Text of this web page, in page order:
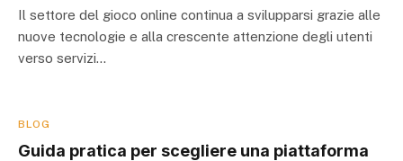
Il settore del gioco online continua a svilupparsi grazie alle
nuove tecnologie e alla crescente attenzione degli utenti
verso servizi…
BLOG
Guida pratica per scegliere una piattaforma